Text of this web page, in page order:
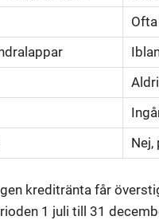
Nej,
kreditränta får
1 juli till 31